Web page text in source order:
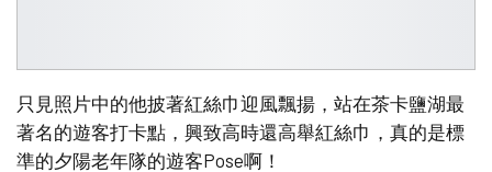
只見照片中的他披著紅絲巾迎風飄揚，站在茶卡鹽湖最
著名的遊客打卡點，興致高時還高舉紅絲巾，真的是標
準的夕陽老年隊的遊客Pose啊！